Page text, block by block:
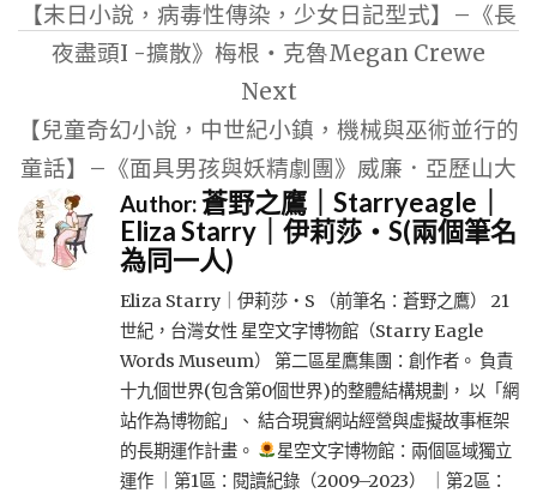
導
覽
【末日小說，病毒性傳染，少女日記型式】–《長
夜盡頭I -擴散》梅根‧克魯Megan Crewe
Next
【兒童奇幻小說，中世紀小鎮，機械與巫術並行的
童話】–《面具男孩與妖精劇團》威廉．亞歷山大
Author:蒼野之鷹｜Starryeagle｜
Eliza Starry｜伊莉莎・S(兩個筆名
為同一人)
Eliza Starry｜伊莉莎・S （前筆名：蒼野之鷹） 21
世紀，台灣女性 星空文字博物館（Starry Eagle
Words Museum） 第二區星鷹集團：創作者。 負責
十九個世界(包含第0個世界)的整體結構規劃， 以「網
站作為博物館」、 結合現實網站經營與虛擬故事框架
的長期運作計畫。
星空文字博物館：兩個區域獨立
運作 ｜第1區：閱讀紀錄（2009–2023） ｜第2區：